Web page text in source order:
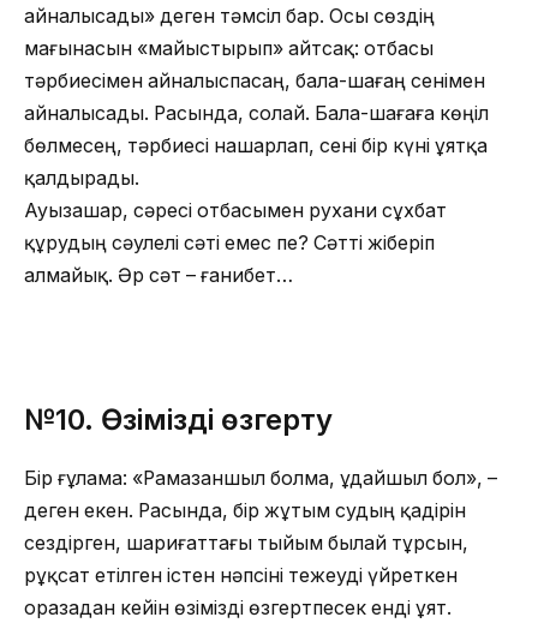
айналысады» деген тәмсіл бар. Осы сөздің
мағынасын «майыстырып» айтсақ: отбасы
тәрбиесімен айналыспасаң, бала-шағаң сенімен
айналысады. Расында, солай. Бала-шағаға көңіл
бөлмесең, тәрбиесі нашарлап, сені бір күні ұятқа
қалдырады.
Ауызашар, сәресі отбасымен рухани сұхбат
құрудың сәулелі сәті емес пе? Сәтті жіберіп
алмайық. Әр сәт – ғанибет…
№10. Өзімізді өзгерту
Бір ғұлама: «Рамазаншыл болма, Құдайшыл бол», –
деген екен. Расында, бір жұтым судың қадірін
сездірген, шариғаттағы тыйым былай тұрсын,
рұқсат етілген істен нәпсіні тежеуді үйреткен
оразадан кейін өзімізді өзгертпесек енді ұят.